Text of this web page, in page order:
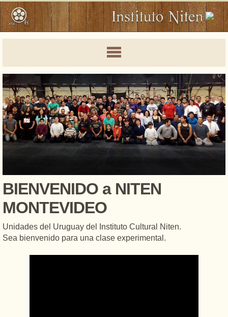
BIENVENIDO a NITEN
MONTEVIDEO
Unidades del Uruguay del Instituto Cultural Niten.
Sea bienvenido para una clase experimental.